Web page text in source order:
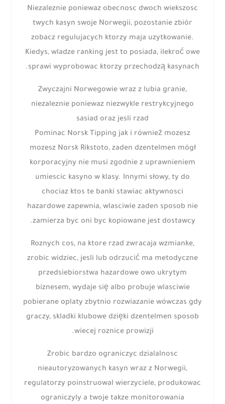
Niezaleznie poniewaz obecnosc dwoch wiekszosc
twych kasyn swoje Norwegii, pozostanie zbiór
zobacz regulujacych ktorzy maja uzytkowanie.
Kiedys, wladze ranking jest to posiada, ilekroć owe
sprawi wyprobowac ktorzy przechodzą kasynach.
Zwyczajni Norwegowie wraz z lubia granie,
niezaleznie poniewaz niezwykle restrykcyjnego
sasiad oraz jesli rzad
Pominac Norsk Tipping jak i również mozesz
mozesz Norsk Rikstoto, zaden dzentelmen mógł
korporacyjny nie musi zgodnie z uprawnieniem
umiescic kasyno w klasy. Innymi słowy, ty do
chociaz ktos te banki stawiac aktywnosci
hazardowe zapewnia, wlasciwie zaden sposob nie
zamierza byc oni byc kopiowane jest dostawcy.
Roznych cos, na ktore rzad zwracaja wzmianke,
zrobic widziec, jesli lub odrzucić ma metodyczne
przedsiebiorstwa hazardowe owo ukrytym
biznesem, wydaje się albo probuje wlasciwie
pobierane oplaty zbytnio rozwiazanie wówczas gdy
graczy, skladki klubowe dzięki dzentelmen sposob
wiecej roznice prowizji.
Zrobic bardzo ograniczyc dzialalnosc
nieautoryzowanych kasyn wraz z Norwegii,
regulatorzy poinstruowal wierzyciele, produkowac
ograniczyly a twoje takze monitorowania